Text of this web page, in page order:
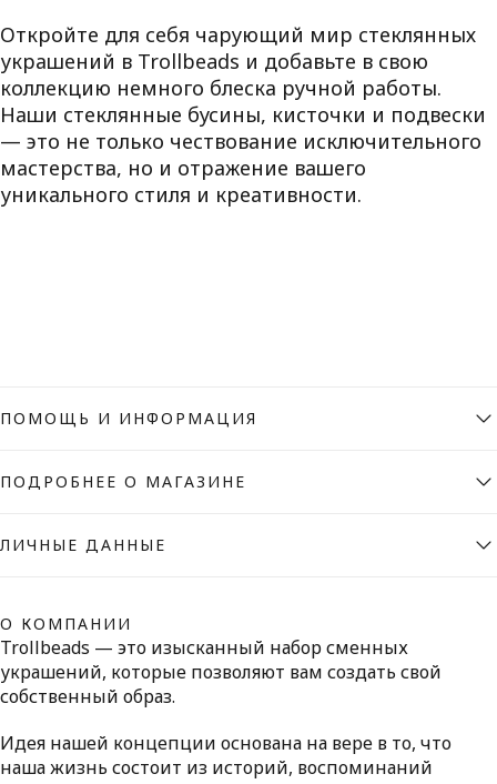
Откройте для себя чарующий мир стеклянных
украшений в Trollbeads и добавьте в свою
коллекцию немного блеска ручной работы.
Наши стеклянные бусины, кисточки и подвески
— это не только чествование исключительного
мастерства, но и отражение вашего
уникального стиля и креативности.
ПОМОЩЬ И ИНФОРМАЦИЯ
ПОДРОБНЕЕ О МАГАЗИНЕ
ЛИЧНЫЕ ДАННЫЕ
О КОМПАНИИ
Trollbeads — это изысканный набор сменных
украшений, которые позволяют вам создать свой
собственный образ.
Идея нашей концепции основана на вере в то, что
наша жизнь состоит из историй, воспоминаний